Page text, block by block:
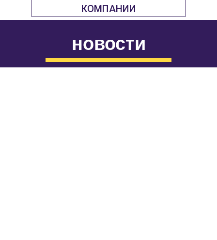
КОМПАНИИ
новости